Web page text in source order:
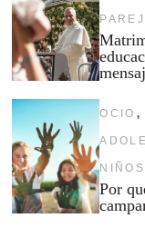
OCIO ,
NIÑOS
Por